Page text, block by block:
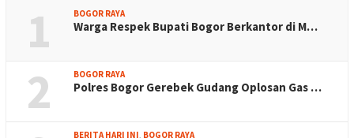
1 BOGOR RAYA
Warga Respek Bupati Bogor Berkantor di M…
2 BOGOR RAYA
Polres Bogor Gerebek Gudang Oplosan Gas …
BERITA HARI INI, BOGOR RAYA